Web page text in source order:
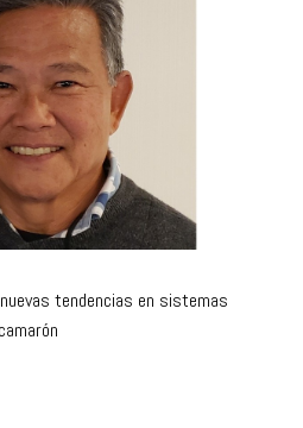
nuevas tendencias en sistemas